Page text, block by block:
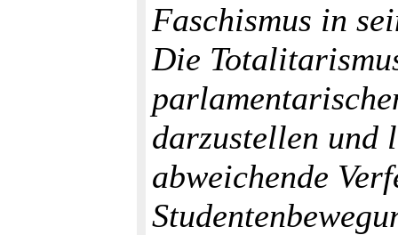
Faschismus in
Die
darzustellen und
abweichende